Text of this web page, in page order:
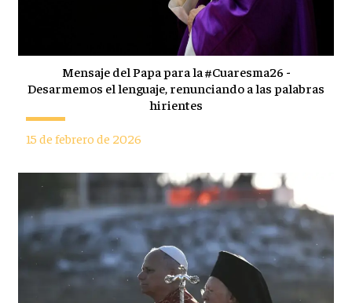
Mensaje del Papa para la #Cuaresma26 -
Desarmemos el lenguaje, renunciando a las palabras
hirientes
15 de febrero de 2026